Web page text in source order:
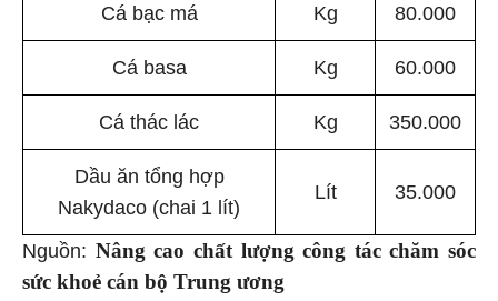
Cá bạc má Kg 80.000
Cá basa Kg 60.000
Cá thác lác Kg 350.000
Dầu ăn tổng hợp
Nakydaco (chai 1 lít)
Lít 35.000
Nguồn: Nâng cao chất lượng công tác chăm sóc
sức khoẻ cán bộ Trung ương